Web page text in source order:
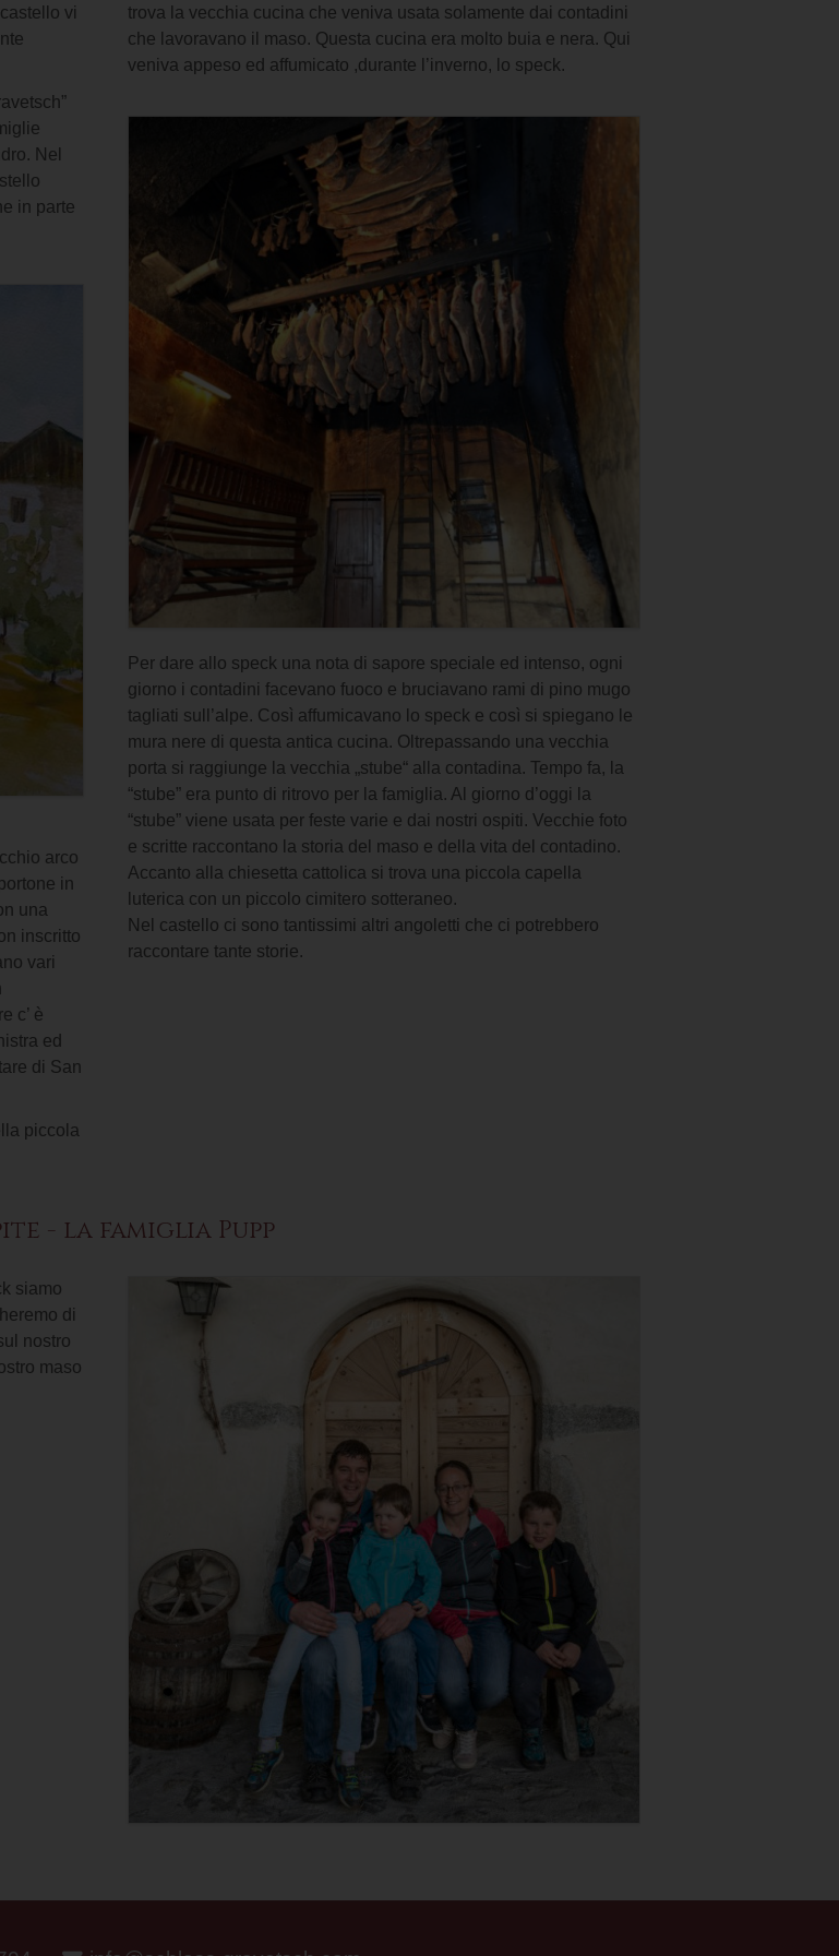
vi
Nel
in parte
arco
in
una
inscritto
vari
c’ è
ed
di San
piccola
trova la vecchia cucina che veniva usata solamente dai contadini
che lavoravano il maso. Questa cucina era molto buia e nera. Qui
veniva appeso ed affumicato ,durante l’inverno, lo speck.
Per dare allo speck una nota di sapore speciale ed intenso, ogni
giorno i contadini facevano fuoco e bruciavano rami di pino mugo
tagliati sull’alpe. Così affumicavano lo speck e così si spiegano le
mura nere di questa antica cucina. Oltrepassando una vecchia
porta si raggiunge la vecchia „stube“ alla contadina. Tempo fa, la
“stube” era punto di ritrovo per la famiglia. Al giorno d’oggi la
“stube” viene usata per feste varie e dai nostri ospiti. Vecchie foto
e scritte raccontano la storia del maso e della vita del contadino.
Accanto alla chiesetta cattolica si trova una piccola capella
luterica con un piccolo cimitero sotteraneo.
Nel castello ci sono tantissimi altri angoletti che ci potrebbero
raccontare tante storie.
- la famiglia Pupp
siamo
di
nostro
maso